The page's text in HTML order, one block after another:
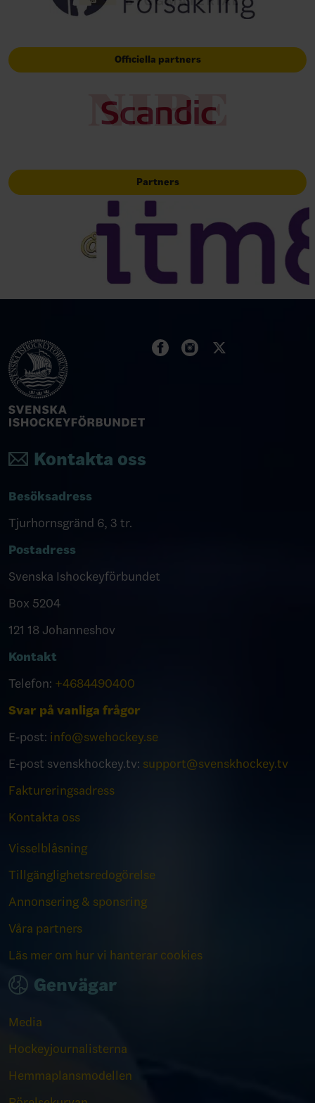
Officiella partners
Partners
Kontakta oss
Besöksadress
Tjurhornsgränd 6, 3 tr.
Postadress
Svenska Ishockeyförbundet
Box 5204
121 18 Johanneshov
Kontakt
Telefon: +4684490400
Svar på vanliga frågor
E-post: info@swehockey.se
E-post svenskhockey.tv: support@svenskhockey.tv
Faktureringsadress
Kontakta oss
Visselblåsning
Tillgänglighetsredogörelse
Annonsering & sponsring
Våra partners
Läs mer om hur vi hanterar cookies
Genvägar
Media
Hockeyjournalisterna
Hemmaplansmodellen